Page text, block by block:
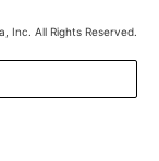
Inc. All Rights Reserved.